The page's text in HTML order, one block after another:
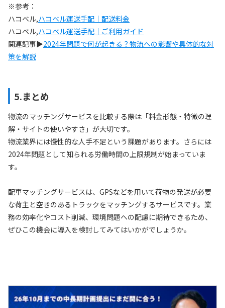
※参考：
ハコベル,ハコベル運送手配｜配送料金
ハコベル,ハコベル運送手配｜ご利用ガイド
関連記事▶2024年問題で何が起きる？物流への影響や具体的な対
策を解説
5.まとめ
物流のマッチングサービスを比較する際は「料金形態・特徴の理
解・サイトの使いやすさ」が大切です。
物流業界には慢性的な人手不足という課題があります。さらには
2024年問題として知られる労働時間の上限規制が始まっていま
す。
配車マッチングサービスは、GPSなどを用いて荷物の発送が必要
な荷主と空きのあるトラックをマッチングするサービスです。業
務の効率化やコスト削減、環境問題への配慮に期待できるため、
ぜひこの機会に導入を検討してみてはいかがでしょうか。